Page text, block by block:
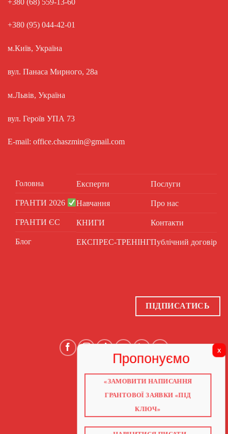
+380 (95) 044-42-01
м.Київ, Україна
вул. Панаса Мирного, 28а
м.Львів, Україна
вул. Героїв УПА 73
E-mail: office.chaszmin@gmail.com
Головна
ГРАНТИ 2026
ГРАНТИ ЄС
Блог
Експерти
Навчання
КНИГИ
ЕКСПРЕС-ТРЕНІНГ
Послуги
Про нас
Контакти
Публічний договір
ПІДПИСАТИСЬ
ГОЛОВНА
ГРАНТИ 2026
ПОСЛУГИ
НАВЧАННЯ
«ЗАМОВИТИ НАПИСАННЯ
ГРАНТОВОЇ ЗАЯВКИ «ПІД
КЛЮЧ»